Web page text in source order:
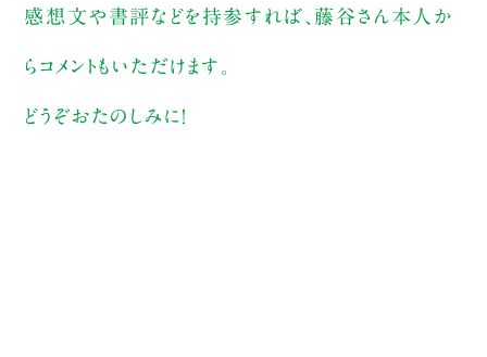
感想文や書評などを持参すれば、藤谷さん本人か
らコメントもいただけます。
どうぞおたのしみに！